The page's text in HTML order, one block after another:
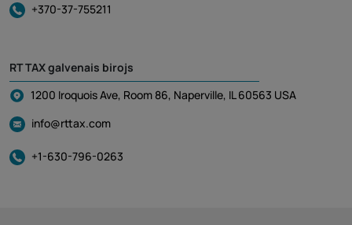
+370-37-755211
RT TAX galvenais birojs
1200 Iroquois Ave, Room 86, Naperville, IL 60563 USA
info@rttax.com
+1-630-796-0263